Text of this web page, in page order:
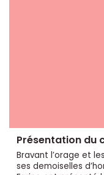
Présentation du
Bravant l’orage et
ses demoiselles